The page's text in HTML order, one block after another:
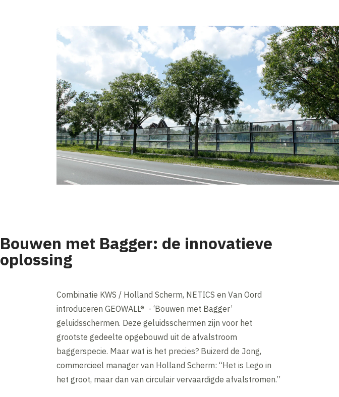
Bouwen met Bagger: de innovatieve
oplossing
Combinatie KWS / Holland Scherm, NETICS en Van Oord
introduceren GEOWALL® - ‘Bouwen met Bagger’
geluidsschermen. Deze geluidsschermen zijn voor het
grootste gedeelte opgebouwd uit de afvalstroom
baggerspecie. Maar wat is het precies? Buizerd de Jong,
commercieel manager van Holland Scherm: “Het is Lego in
het groot, maar dan van circulair vervaardigde afvalstromen.”